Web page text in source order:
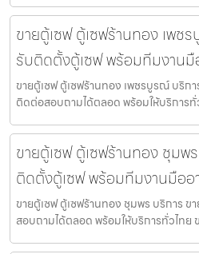
ขายตู้เซฟ ตู้เซฟร้านทอง เพช
รับติดตั้งตู้เซฟ พร้อมทีมงานมื
ขายตู้เซฟ ตู้เซฟร้านทอง เพชรบูรณ์ บริก
ติดต่อสอบถามได้ตลอด พร้อมให้บริการทั่
ขายตู้เซฟ ตู้เซฟร้านทอง ชุมพ
ติดตั้งตู้เซฟ พร้อมทีมงานมืออ
ขายตู้เซฟ ตู้เซฟร้านทอง ชุมพร บริการ
สอบถามได้ตลอด พร้อมให้บริการทั่วไทย